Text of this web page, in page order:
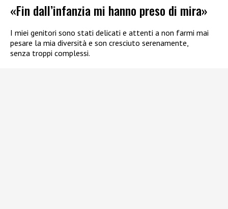
«Fin dall’infanzia mi hanno preso di mira»
I miei genitori sono stati delicati e attenti a non farmi mai
pesare la mia diversità e son cresciuto serenamente,
senza troppi complessi.